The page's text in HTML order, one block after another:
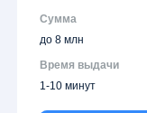
Сумма
до 8 млн
Время выдачи
1-10 минут